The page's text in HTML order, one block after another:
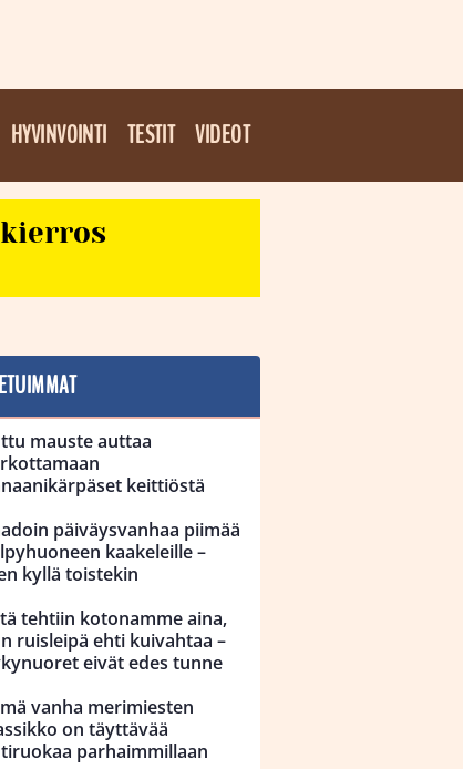
HYVINVOINTI TESTIT VIDEOT
mauste auttaa
keittiöstä
päiväysvanhaa piimää
kaakeleille –
kyllä toistekin
tehtiin kotonamme aina,
ruisleipä ehti kuivahtaa –
eivät edes tunne
vanha merimiesten
on täyttävää
parhaimmillaan